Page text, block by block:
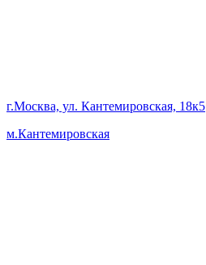
г.Москва, ул. Кантемировская, 18к5
м.Кантемировская